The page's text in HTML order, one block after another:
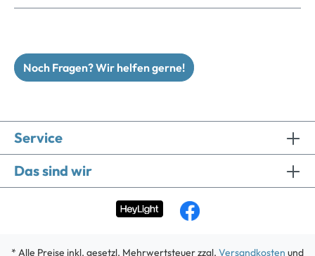
Noch Fragen? Wir helfen gerne!
Service
Das sind wir
* Alle Preise inkl. gesetzl. Mehrwertsteuer zzgl. Versandkosten und